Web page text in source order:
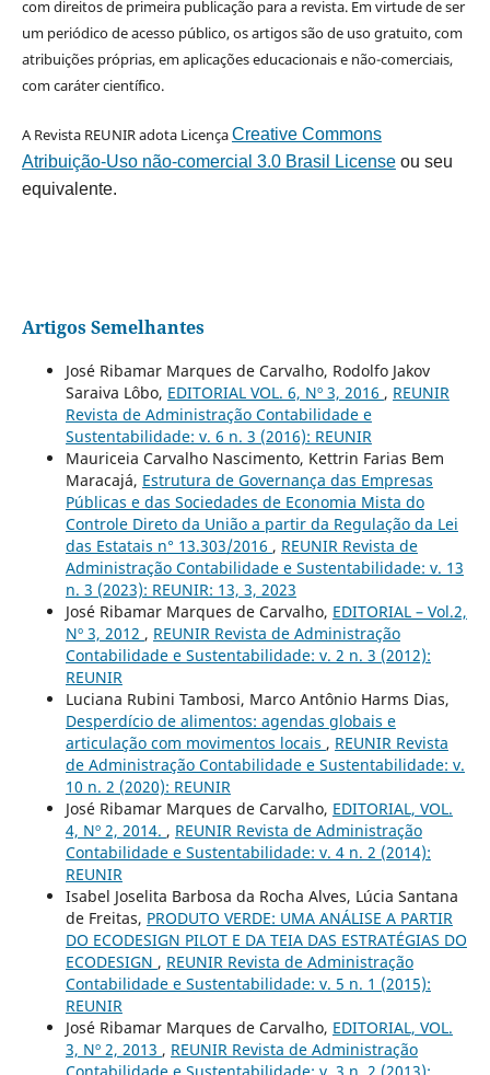
com direitos de primeira publicação para a revista. Em virtude de ser
um periódico de acesso público, os artigos são de uso gratuito, com
atribuições próprias, em aplicações educacionais e não-comerciais,
com caráter científico.
A Revista REUNIR adota LicençaCreative Commons
Atribuição-Uso não-comercial 3.0 Brasil Licenseou seu
equivalente.
Artigos Semelhantes
José Ribamar Marques de Carvalho, Rodolfo Jakov
Saraiva Lôbo, EDITORIAL VOL. 6, Nº 3, 2016 , REUNIR
Revista de Administração Contabilidade e
Sustentabilidade: v. 6 n. 3 (2016): REUNIR
Mauriceia Carvalho Nascimento, Kettrin Farias Bem
Maracajá, Estrutura de Governança das Empresas
Públicas e das Sociedades de Economia Mista do
Controle Direto da União a partir da Regulação da Lei
das Estatais n° 13.303/2016 , REUNIR Revista de
Administração Contabilidade e Sustentabilidade: v. 13
n. 3 (2023): REUNIR: 13, 3, 2023
José Ribamar Marques de Carvalho, EDITORIAL – Vol.2,
Nº 3, 2012 , REUNIR Revista de Administração
Contabilidade e Sustentabilidade: v. 2 n. 3 (2012):
REUNIR
Luciana Rubini Tambosi, Marco Antônio Harms Dias,
Desperdício de alimentos: agendas globais e
articulação com movimentos locais , REUNIR Revista
de Administração Contabilidade e Sustentabilidade: v.
10 n. 2 (2020): REUNIR
José Ribamar Marques de Carvalho, EDITORIAL, VOL.
4, Nº 2, 2014. , REUNIR Revista de Administração
Contabilidade e Sustentabilidade: v. 4 n. 2 (2014):
REUNIR
Isabel Joselita Barbosa da Rocha Alves, Lúcia Santana
de Freitas, PRODUTO VERDE: UMA ANÁLISE A PARTIR
DO ECODESIGN PILOT E DA TEIA DAS ESTRATÉGIAS DO
ECODESIGN , REUNIR Revista de Administração
Contabilidade e Sustentabilidade: v. 5 n. 1 (2015):
REUNIR
José Ribamar Marques de Carvalho, EDITORIAL, VOL.
3, Nº 2, 2013 , REUNIR Revista de Administração